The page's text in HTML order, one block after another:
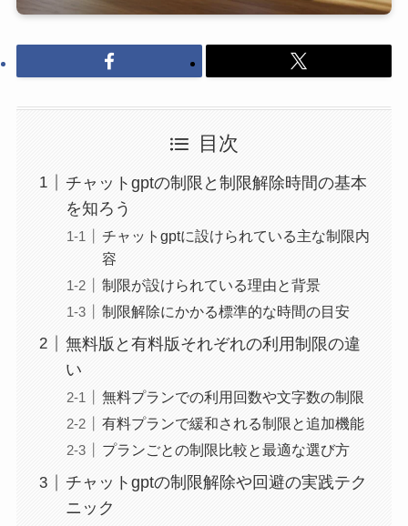
目次
チャットgptの制限と制限解除時間の基本
を知ろう
チャットgptに設けられている主な制限内
容
制限が設けられている理由と背景
制限解除にかかる標準的な時間の目安
無料版と有料版それぞれの利用制限の違
い
無料プランでの利用回数や文字数の制限
有料プランで緩和される制限と追加機能
プランごとの制限比較と最適な選び方
チャットgptの制限解除や回避の実践テク
ニック